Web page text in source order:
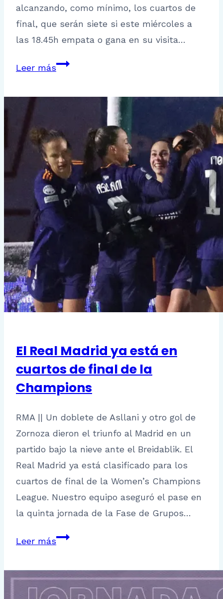
alcanzando, como mínimo, los cuartos de
final, que serán siete si este miércoles a
las 18.45h empata o gana en su visita…
Leer másEl
Barcelona,
cuartos
de
final
de
la
UWCL
consecutivo
El Real Madrid ya está en
cuartos de final de la
Champions
RMA || Un doblete de Asllani y otro gol de
Zornoza dieron el triunfo al Madrid en un
partido bajo la nieve ante el Breidablik. El
Real Madrid ya está clasificado para los
cuartos de final de la Women’s Champions
League. Nuestro equipo aseguró el pase en
la quinta jornada de la Fase de Grupos…
Leer másEl
Madrid
ya